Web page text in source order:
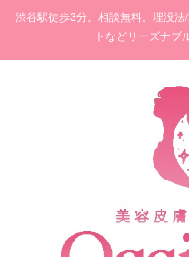
渋谷駅徒歩3分。相談無料。埋没
トなどリーズナブ